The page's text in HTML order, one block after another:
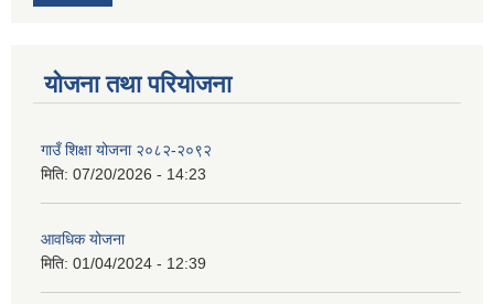
योजना तथा परियोजना
गाउँ शिक्षा योजना २०८२-२०९२
मिति: 07/20/2026 - 14:23
आवधिक योजना
मिति: 01/04/2024 - 12:39